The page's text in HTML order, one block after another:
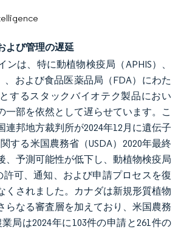
よび管理の遅延
ンは、特に動植物検疫局（APHIS）、
、および食品医薬品局（FDA）にわた
するスタックバイオテク製品におい
一部を依然として遅らせています。こ
連邦地方裁判所が2024年12月に遺伝子
する米国農務省（USDA）2020年最終
、予測可能性が低下し、動植物検疫局
許可、通知、および申請プロセスを復
くされました。カナダは新規形質植物
らなる審査層を加えており、米国農務
局は2024年に103件の申請と261件の